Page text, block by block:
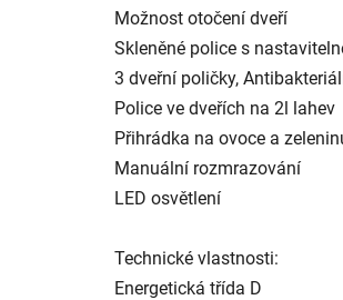
Možnost otočení dveří
Skleněné police s
3 dveřní poličky,
Police ve dveřích na 2l lahev
Přihrádka na ovoce a
Manuální rozmrazování
LED osvětlení
Technické vlastnosti:
Energetická třída D